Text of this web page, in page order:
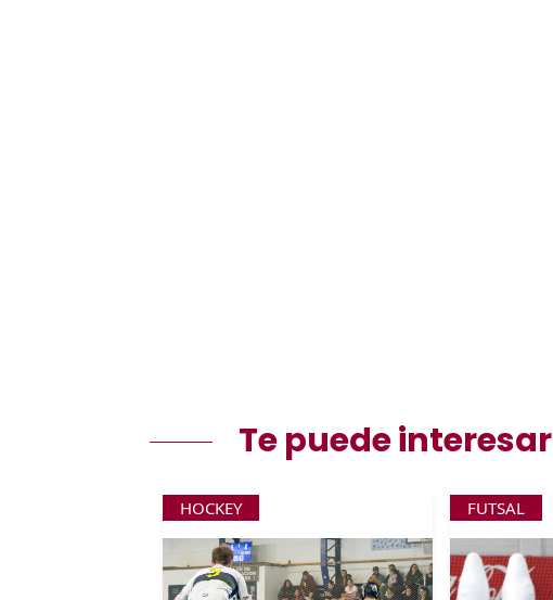
Te puede interesar
HOCKEY FUTSAL